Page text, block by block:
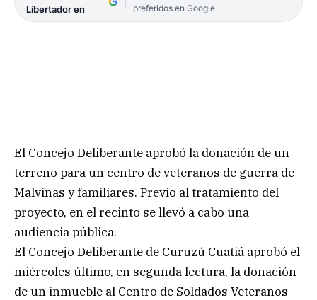
Libertador en
preferidos en Google
El Concejo Deliberante aprobó la donación de un
terreno para un centro de veteranos de guerra de
Malvinas y familiares. Previo al tratamiento del
proyecto, en el recinto se llevó a cabo una
audiencia pública.
El Concejo Deliberante de Curuzú Cuatiá aprobó el
miércoles último, en segunda lectura, la donación
de un inmueble al Centro de Soldados Veteranos